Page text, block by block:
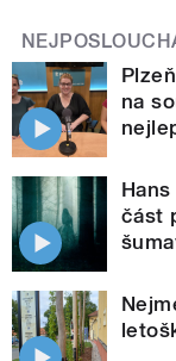
na
část